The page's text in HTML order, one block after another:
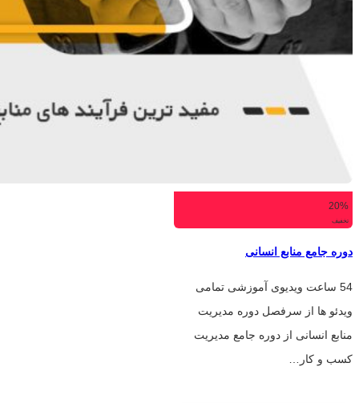
20%
تخفیف
دوره جامع منابع انسانی
54 ساعت ویدیوی آموزشی تمامی
ویدئو ها از سرفصل دوره مدیریت
منابع انسانی از دوره جامع مدیریت
کسب و کار…